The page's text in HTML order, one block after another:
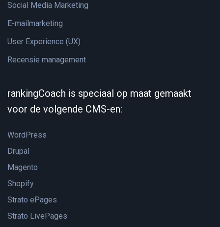
Social Media Marketing
E-mailmarketing
User Experience (UX)
Recensie management
rankingCoach is speciaal op maat gemaakt
voor de volgende CMS-en:
WordPress
Drupal
Magento
Shopify
Strato ePages
Strato LivePages